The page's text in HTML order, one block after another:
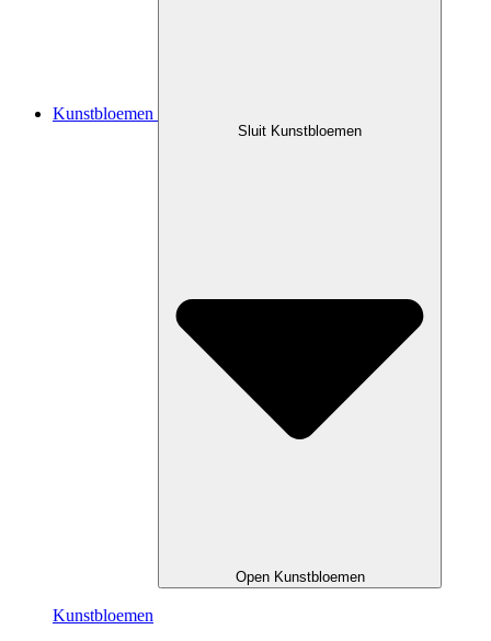
Kunstbloemen
Sluit Kunstbloemen
Open Kunstbloemen
Kunstbloemen